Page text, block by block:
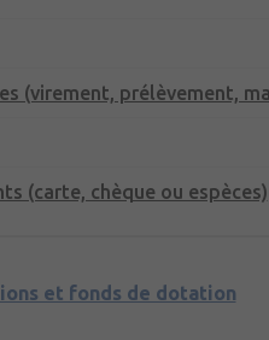
(virement, prélèvement,
(carte, chèque ou espèces)
et fonds de dotation